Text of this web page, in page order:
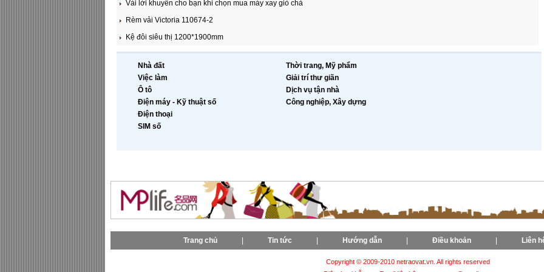
Vài lời khuyên cho bạn khi chọn mua máy xay giò chả
Rèm vải Victoria 110674-2
Kệ đôi siêu thị 1200*1900mm
Nhà đất
Việc làm
Ô tô
Điện máy - Kỹ thuật số
Điện thoại
SIM số
Thời trang, Mỹ phẩm
Giải trí thư giãn
Dịch vụ tận nhà
Công nghiệp, Xây dựng
Trang chủ Tin tức Hướng dẫn Điều khoản Liên
Copyright © 2009-2010 netraovat.vn. All rights reserved